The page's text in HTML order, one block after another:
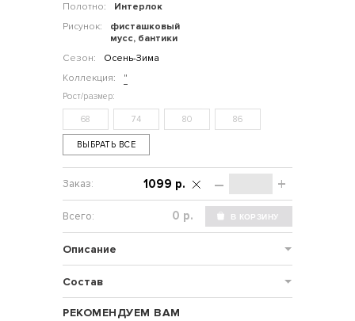
Полотно:
Интерлок
Рисунок:
фисташковый
мусс, бантики
Сезон:
Осень-Зима
Коллекция:
"
68 74 80 86
ВЫБРАТЬ ВСЕ
– +
1099 р.
р.
Описание
Состав
РЕКОМЕНДУЕМ ВАМ